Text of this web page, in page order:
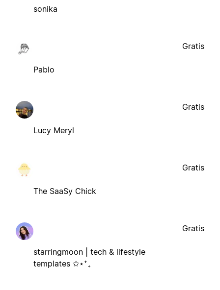
sonika
Pablo
Gratis
Lucy Meryl
Gratis
The SaaSy Chick
Gratis
starringmoon | tech & lifestyle
templates ✩⋆⁺₊
Gratis